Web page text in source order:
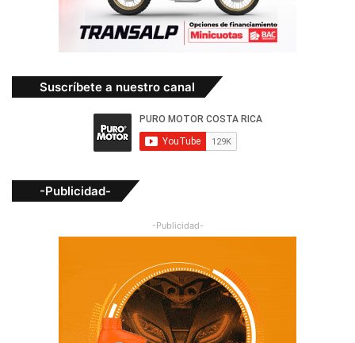
Suscríbete a nuestro canal
-Publicidad-
-Publicidad-